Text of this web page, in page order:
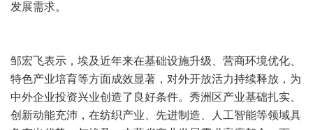
发展需求。
邹宏飞表示，埃及近年来在基础设施升级、营商环境优化、
特色产业培育等方面成效显著，对外开放活力持续释放，为
中外企业投资兴业创造了良好条件。秀洲区产业基础扎实、
创新动能充沛，在纺织产业、先进制造、人工智能等领域具